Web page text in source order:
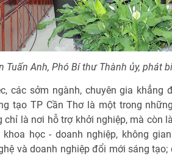
Tuấn Anh, Phó Bí thư Thành ủy, phát
các sởm ngành, chuyên gia khẳng
tạo TP Cần Thơ là một trong
chỉ là nơi hỗ trợ khởi nghiệp, mà còn
học - doanh nghiệp, không
và doanh nghiệp đổi mới sáng